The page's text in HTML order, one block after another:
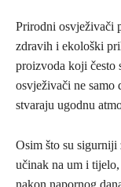
Prirodni osvježivači
zdravih i ekološki
proizvoda koji često
osvježivači ne samo
stvaraju ugodnu
Osim što su sigurniji
učinak na um i
nakon napornog